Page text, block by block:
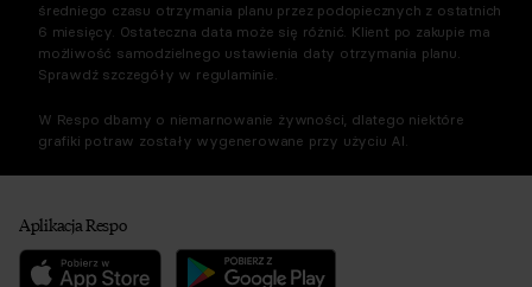
średniego czasu otrzymania planu przez podopiecznych z ostatnich
6 miesięcy. Ostateczna data może się różnić. Klient po zakupie ma
możliwość samodzielnego ustawienia daty otrzymania planu.
Sprawdź szczegóły w regulaminie.
W Respo dbamy o niemarnowanie żywności, dlatego niektóre
grafiki potraw zostały wygenerowane przy użyciu AI.
Aplikacja Respo